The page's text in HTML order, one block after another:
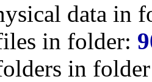
data in
in folder:
in